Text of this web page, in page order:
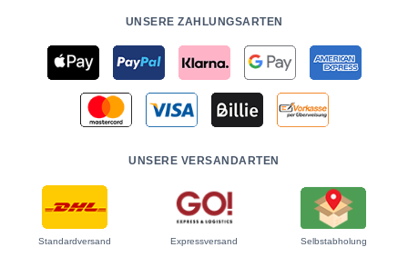
UNSERE ZAHLUNGSARTEN
UNSERE VERSANDARTEN
Standardversand Expressversand Selbstabholung